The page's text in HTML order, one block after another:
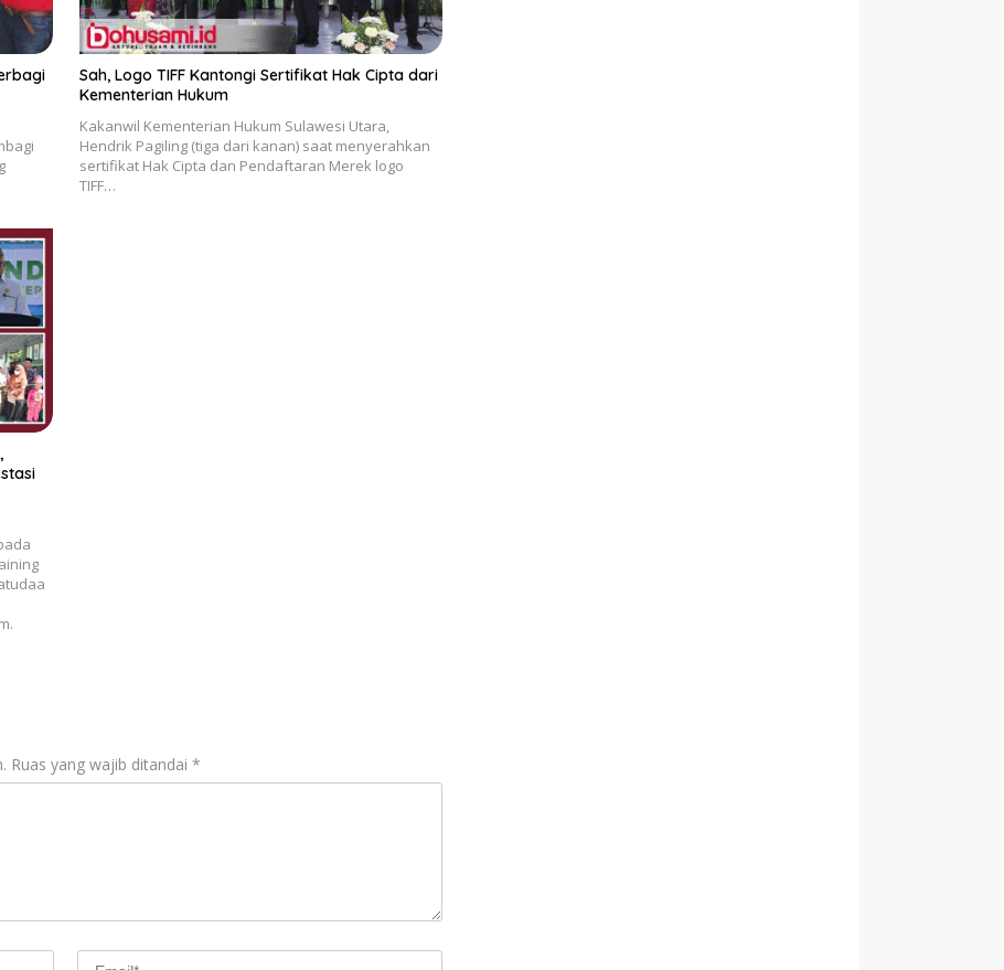
Sah, Logo TIFF Kantongi Sertifikat Hak Cipta dari
Kementerian Hukum
Kakanwil Kementerian Hukum Sulawesi Utara,
Hendrik Pagiling (tiga dari kanan) saat menyerahkan
sertifikat Hak Cipta dan Pendaftaran Merek logo
TIFF…
Ruas yang wajib ditandai *